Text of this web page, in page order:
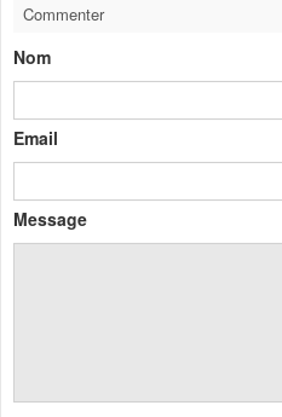
Commenter
Nom
Email
Message